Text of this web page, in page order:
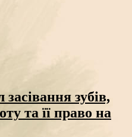
зубів,
та її право на